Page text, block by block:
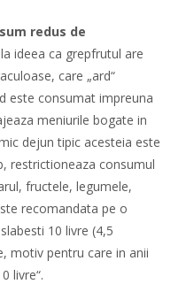
redus de
ideea ca grepfrutul are
care „ard“
este consumat impreuna
meniurile bogate in
dejun tipic acesteia este
restrictioneaza consumul
fructele, legumele,
recomandata pe o
10 livre (4,5
motiv pentru care in anii
livre“.